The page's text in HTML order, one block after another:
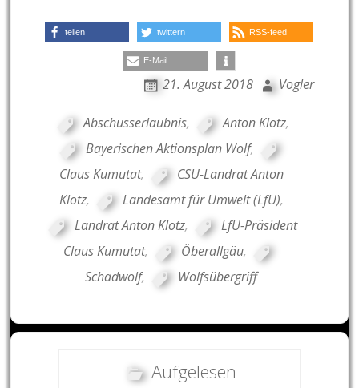
teilen twittern RSS-feed
E-Mail
21. August 2018 Vogler
Abschusserlaubnis, Anton Klotz,
Bayerischen Aktionsplan Wolf,
Claus Kumutat,
CSU-Landrat Anton
Klotz, Landesamt für Umwelt (LfU),
Landrat Anton Klotz,
LfU-Präsident
Claus Kumutat, Öberallgäu,
Schadwolf, Wolfsübergriff
Aufgelesen